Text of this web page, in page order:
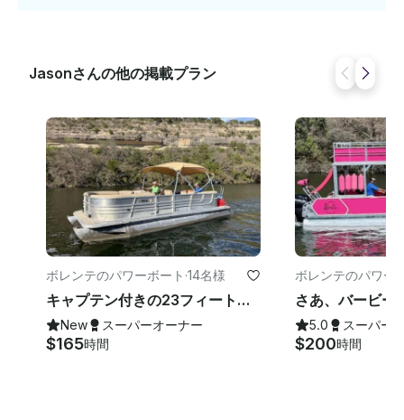
Jasonさんの他の掲載プラン
ボレンテのパワーボート ·14名様
キャプテン付きの23フィートのスタークラフトポンツーンは、デビルズコーブでの14人のグループの準備が整いました
New スーパーオーナー
$165時間
ボレンテのパワー
5.0 スーパー
$200時間